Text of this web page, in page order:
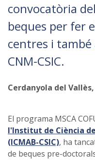
convocatòria
beques per fer
centres i també
CNM-CSIC.
Cerdanyola del
El programa MSCA
l'Institut de Ciència
(ICMAB-CSIC), ha
de beques pre-